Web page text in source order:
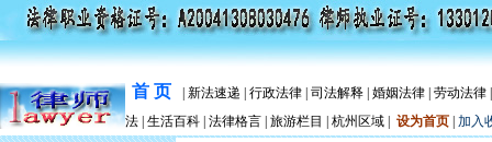
首 页 新法速递 行政法律 司法解释 婚姻法律 劳动法律
法 生活百科 法律格言 旅游栏目 杭州区域 设为首页 加入